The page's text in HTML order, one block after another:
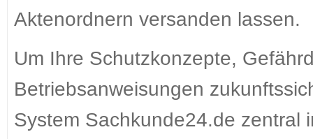
Aktenordnern versanden lassen.
Um Ihre Schutzkonzepte,
Betriebsanweisungen
System Sachkunde24.de zentral